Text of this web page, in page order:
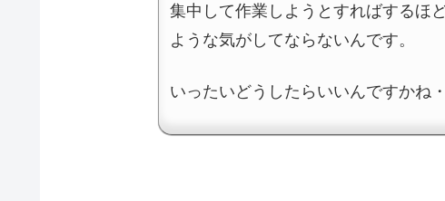
集中して作業しようとすればするほ
ような気がしてならないんです。
いったいどうしたらいいんですかね